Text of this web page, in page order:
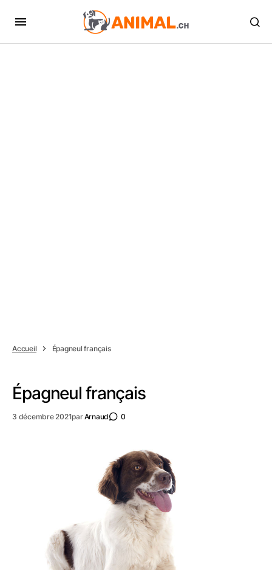
Accueil Épagneul français
Épagneul français
3 décembre 2021parArnaud 0